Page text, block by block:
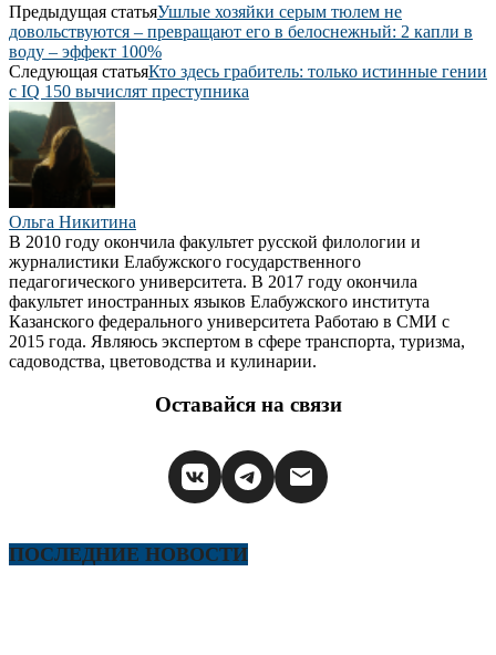
Предыдущая статьяУшлые хозяйки серым тюлем не
довольствуются – превращают его в белоснежный: 2 капли в
воду – эффект 100%
Следующая статьяКто здесь грабитель: только истинные гении
с IQ 150 вычислят преступника
Ольга Никитина
В 2010 году окончила факультет русской филологии и
журналистики Елабужского государственного
педагогического университета. В 2017 году окончила
факультет иностранных языков Елабужского института
Казанского федерального университета Работаю в СМИ с
2015 года. Являюсь экспертом в сфере транспорта, туризма,
садоводства, цветоводства и кулинарии.
Оставайся на связи
ПОСЛЕДНИЕ НОВОСТИ